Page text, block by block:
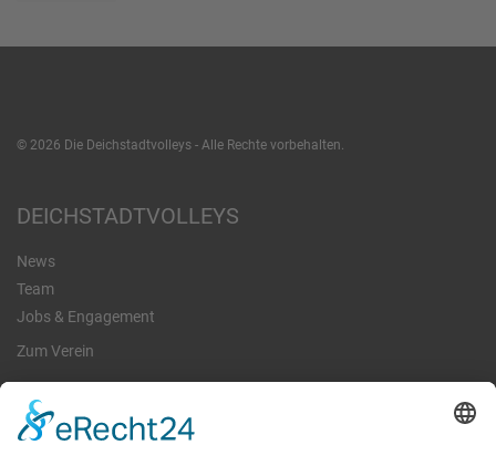
© 2026 Die Deichstadtvolleys - Alle Rechte vorbehalten.
DEICHSTADTVOLLEYS
News
Team
Jobs & Engagement
Zum Verein
­INFO